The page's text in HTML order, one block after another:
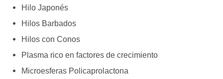
Hilo Japonés
Hilos Barbados
Hilos con Conos
Plasma rico en factores de crecimiento
Microesferas Policaprolactona